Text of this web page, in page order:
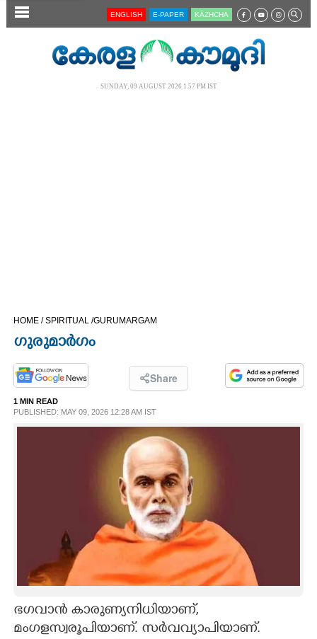
SECTIONS
OPINION
PHOTOS
ART
ASTRO
ENGLISH E-PAPER KĀZHCHA
SUNDAY, 09 AUGUST 2026 1.57 PM IST
HOME /SPIRITUAL /GURUMARGAM
ഗുരുമാർഗം
Share
1 MIN READ
PUBLISHED: MAY 09, 2026 12:28 AM IST
ഭഗവാൻ കാരുണ്യനിധിയാണ്,
മംഗളസ്വരൂപിയാണ്. സർവവ്യാപിയാണ്.